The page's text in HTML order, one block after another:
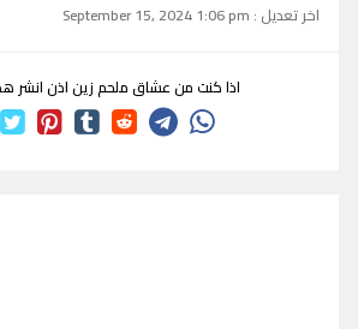
اخر تعديل : September 15, 2024 1:06 pm
اذا كنت من عشاق ملحم زين اذن انشر